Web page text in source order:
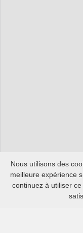
Nous utilisons des
meilleure expérience
continuez à utiliser